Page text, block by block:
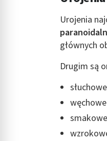
Urojenia
głównych
Drugim są